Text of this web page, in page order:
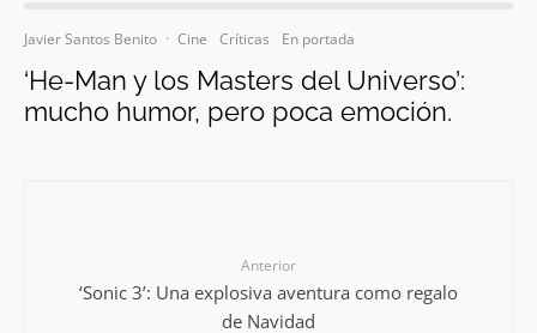
Javier Santos Benito · Cine Críticas En portada
‘He-Man y los Masters del Universo’:
mucho humor, pero poca emoción.
Anterior
‘Sonic 3’: Una explosiva aventura como regalo
de Navidad